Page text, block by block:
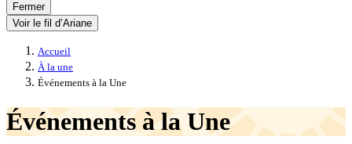
Fermer
Voir le fil d’Ariane
Accueil
À la une
Événements à la Une
Événements à la Une